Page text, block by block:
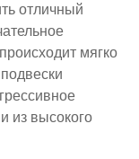
отличный
мягко
из высокого